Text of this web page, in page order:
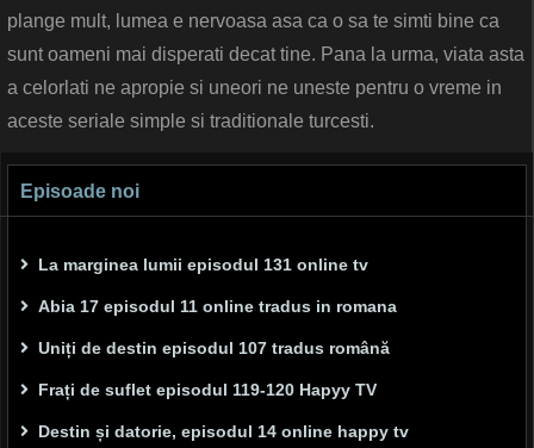
plange mult, lumea e nervoasa asa ca o sa te simti bine ca
sunt oameni mai disperati decat tine. Pana la urma, viata asta
a celorlati ne apropie si uneori ne uneste pentru o vreme in
aceste seriale simple si traditionale turcesti.
Episoade noi
La marginea lumii episodul 131 online tv
Abia 17 episodul 11 online tradus in romana
Uniți de destin episodul 107 tradus română
Frați de suflet episodul 119-120 Hapyy TV
Destin și datorie, episodul 14 online happy tv